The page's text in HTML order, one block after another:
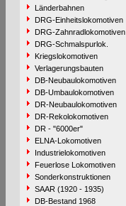
Länderbahnen
DRG-Einheitslokomotiven
DRG-Zahnradlokomotiven
DRG-Schmalspurlok.
Kriegslokomotiven
Verlagerungsbauten
DB-Neubaulokomotiven
DB-Umbaulokomotiven
DR-Neubaulokomotiven
DR-Rekolokomotiven
DR - "6000er"
ELNA-Lokomotiven
Industrielokomotiven
Feuerlose Lokomotiven
Sonderkonstruktionen
SAAR (1920 - 1935)
DB-Bestand 1968